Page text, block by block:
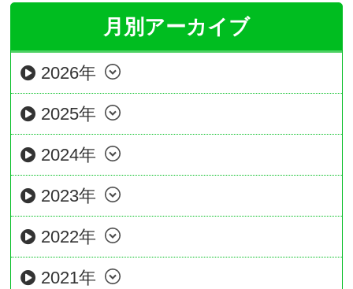
月別アーカイブ
2026年
2025年
2024年
2023年
2022年
2021年